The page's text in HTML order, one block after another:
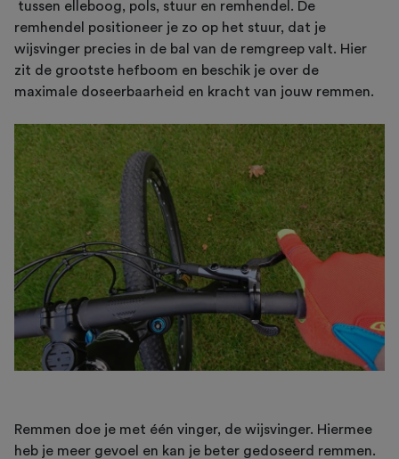
tussen elleboog, pols, stuur en remhendel. De
remhendel positioneer je zo op het stuur, dat je
wijsvinger precies in de bal van de remgreep valt. Hier
zit de grootste hefboom en beschik je over de
maximale doseerbaarheid en kracht van jouw remmen.
Remmen doe je met één vinger, de wijsvinger. Hiermee
heb je meer gevoel en kan je beter gedoseerd remmen.